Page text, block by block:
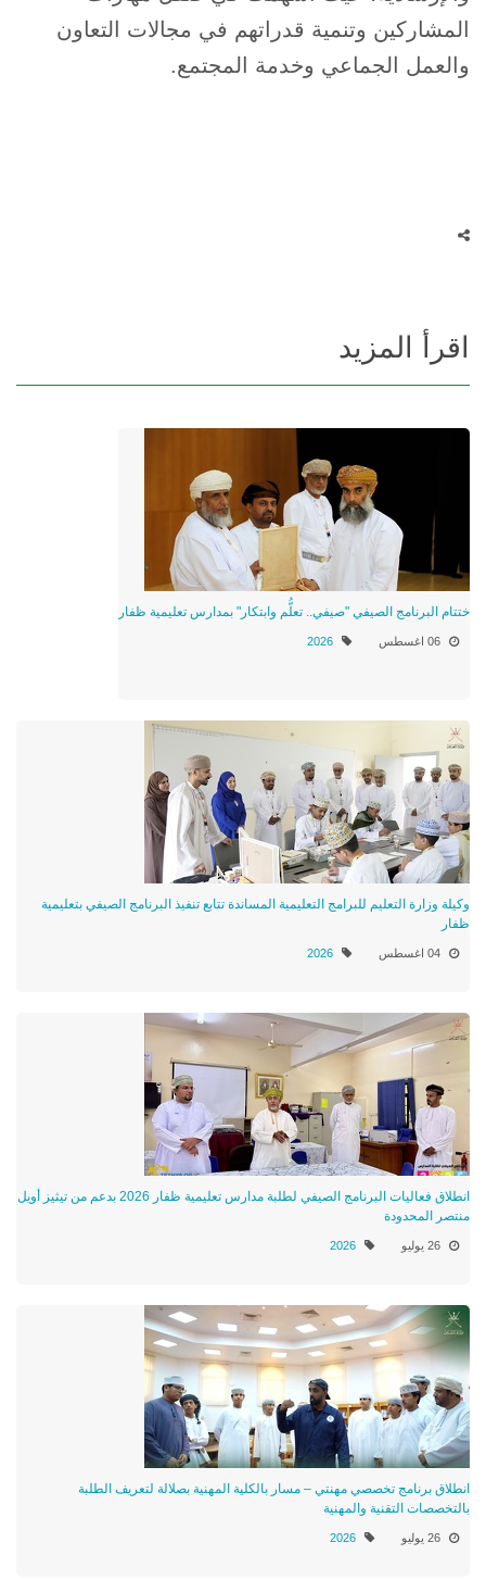
المشاركين وتنمية قدراتهم في مجالات التعاون
والعمل الجماعي وخدمة المجتمع.
اقرأ المزيد
ختتام البرنامج الصيفي "صيفي.. تعلُّم وابتكار" بمدارس تعليمية ظفار
06 اغسطس 2026
وكيلة وزارة التعليم للبرامج التعليمية المساندة تتابع تنفيذ البرنامج الصيفي بتعليمية
ظفار
04 اغسطس 2026
انطلاق فعاليات البرنامج الصيفي لطلبة مدارس تعليمية ظفار 2026 بدعم من تيثيز أويل
منتصر المحدودة
26 يوليو 2026
انطلاق برنامج تخصصي مهنتي – مسار بالكلية المهنية بصلالة لتعريف الطلبة
بالتخصصات التقنية والمهنية
26 يوليو 2026